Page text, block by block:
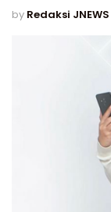
by Redaksi JNEWS